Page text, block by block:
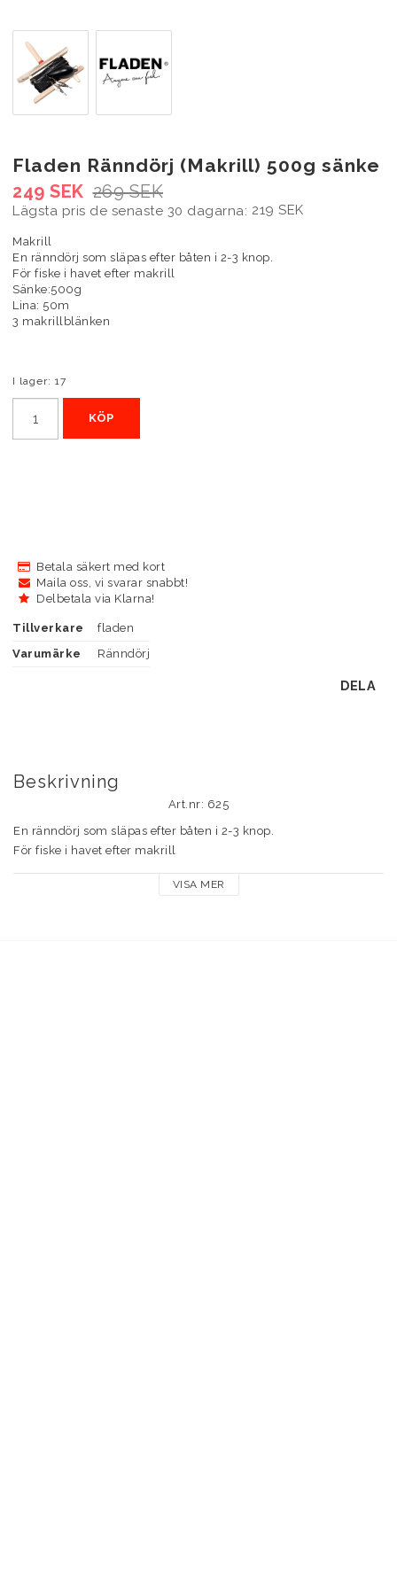
Fladen Ränndörj (Makrill) 500g sänke
269 SEK
249 SEK
Lägsta pris de senaste 30 dagarna 219 SEK
Makrill
En ränndörj som släpas efter båten i 2-3 knop.
För fiske i havet efter makrill
Sänke:500g
Lina: 50m
3 makrillblänken
I lager: 17
KÖP
Betala säkert med kort
Maila oss, vi svarar snabbt!
Delbetala via Klarna!
Tillverkare
fladen
Varumärke
Ränndörj
DELA
Beskrivning
Art.nr: 625
En ränndörj som släpas efter båten i 2-3 knop.
För fiske i havet efter makrill
VISA MER